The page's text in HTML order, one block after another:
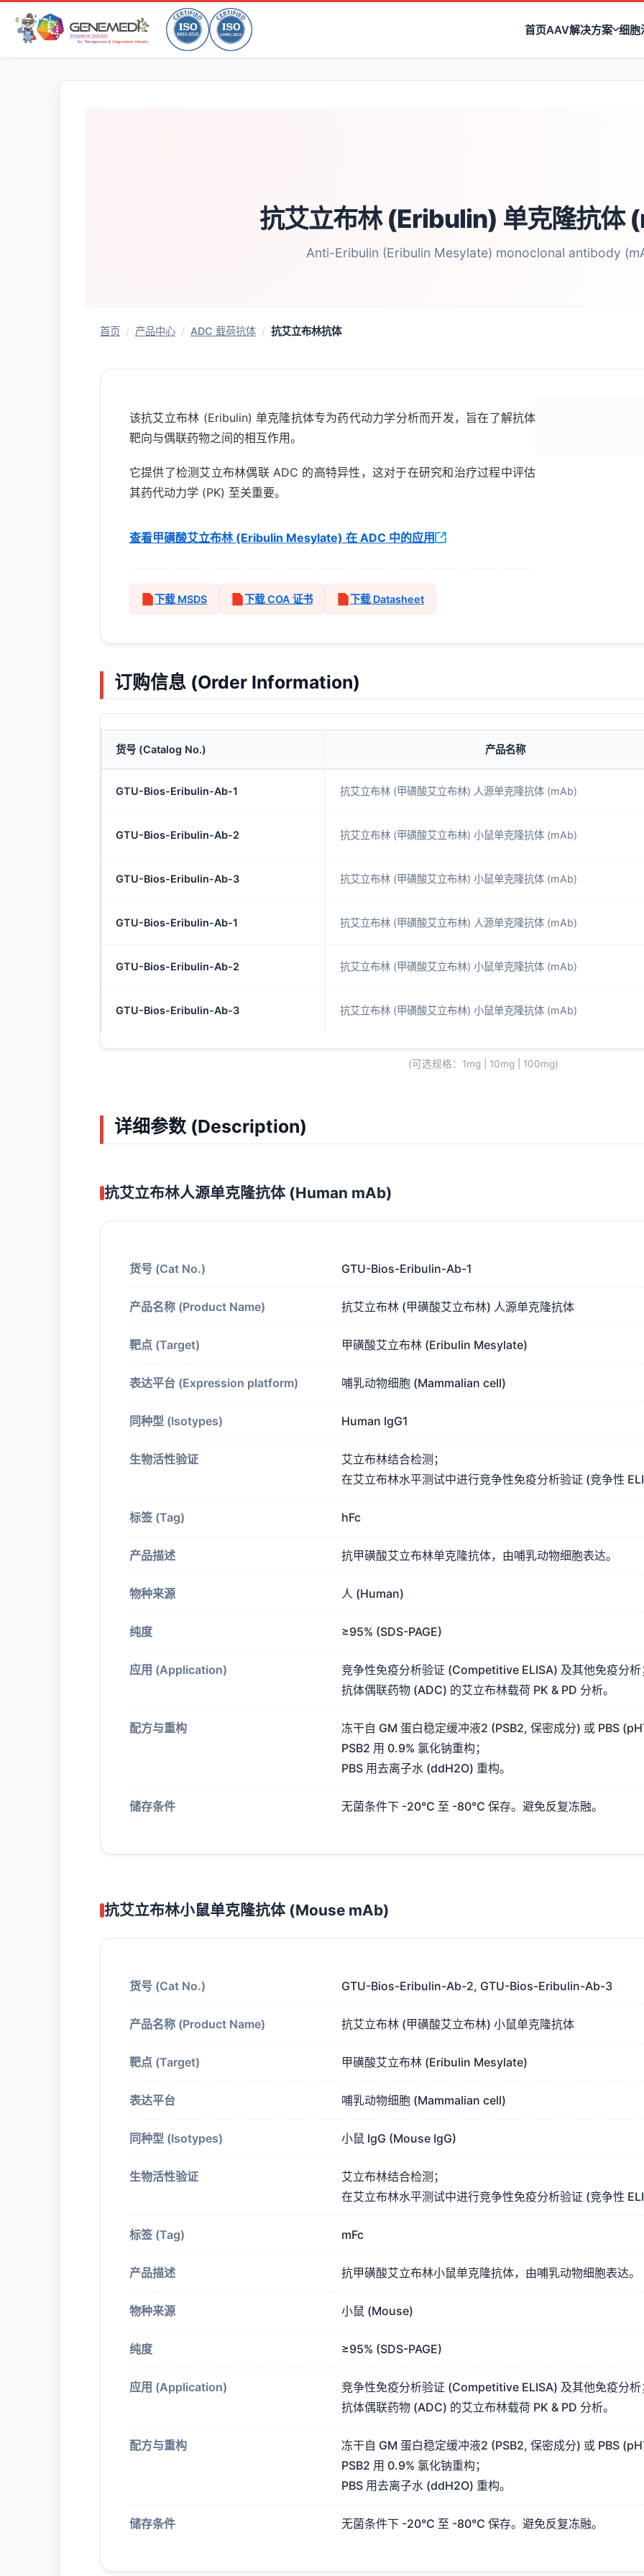
首页AAV解决方案 细胞
抗艾立布林 (Eribulin) 单克隆抗体
Anti-Eribulin (Eribulin Mesylate) monoclonal antibody
首页 / 产品中心 / ADC 载荷抗体 / 抗艾立布林抗体
该抗艾立布林 (Eribulin) 单克隆抗体专为药代动力学分析而开发，旨在了解抗体
靶向与偶联药物之间的相互作用。
它提供了检测艾立布林偶联 ADC 的高特异性，这对于在研究和治疗过程中评估
其药代动力学 (PK) 至关重要。
查看甲磺酸艾立布林 (Eribulin Mesylate) 在 ADC 中的应用
下载 MSDS 下载 COA 证书 下载 Datasheet
订购信息 (Order Information)
货号 (Catalog No.) 产品名称
GTU-Bios-Eribulin-Ab-1 抗艾立布林 (甲磺酸艾立布林) 人源单克隆抗体 (mAb)
GTU-Bios-Eribulin-Ab-2 抗艾立布林 (甲磺酸艾立布林) 小鼠单克隆抗体 (mAb)
GTU-Bios-Eribulin-Ab-3 抗艾立布林 (甲磺酸艾立布林) 小鼠单克隆抗体 (mAb)
GTU-Bios-Eribulin-Ab-1 抗艾立布林 (甲磺酸艾立布林) 人源单克隆抗体 (mAb)
GTU-Bios-Eribulin-Ab-2 抗艾立布林 (甲磺酸艾立布林) 小鼠单克隆抗体 (mAb)
GTU-Bios-Eribulin-Ab-3 抗艾立布林 (甲磺酸艾立布林) 小鼠单克隆抗体 (mAb)
(可选规格：1mg | 10mg | 100mg)
详细参数 (Description)
抗艾立布林人源单克隆抗体 (Human mAb)
货号 (Cat No.) GTU-Bios-Eribulin-Ab-1
产品名称 (Product Name) 抗艾立布林 (甲磺酸艾立布林) 人源单克隆抗体
靶点 (Target) 甲磺酸艾立布林 (Eribulin Mesylate)
表达平台 (Expression platform) 哺乳动物细胞 (Mammalian cell)
同种型 (Isotypes) Human IgG1
生物活性验证
艾立布林结合检测；
在艾立布林水平测试中进行竞争性免疫分析验证 (竞争性
标签 (Tag) hFc
产品描述 抗甲磺酸艾立布林单克隆抗体，由哺乳动物细胞表达。
物种来源 人 (Human)
纯度 ≥95% (SDS-PAGE)
应用 (Application)
竞争性免疫分析验证 (Competitive ELISA) 及其他免疫分析
抗体偶联药物 (ADC) 的艾立布林载荷 PK & PD 分析。
配方与重构
冻干自 GM 蛋白稳定缓冲液2 (PSB2, 保密成分) 或 PBS
PSB2 用 0.9% 氯化钠重构；
PBS 用去离子水 (ddH2O) 重构。
储存条件 无菌条件下 -20℃ 至 -80℃ 保存。避免反复冻融。
抗艾立布林小鼠单克隆抗体 (Mouse mAb)
货号 (Cat No.) GTU-Bios-Eribulin-Ab-2, GTU-Bios-Eribulin-Ab-3
产品名称 (Product Name) 抗艾立布林 (甲磺酸艾立布林) 小鼠单克隆抗体
靶点 (Target) 甲磺酸艾立布林 (Eribulin Mesylate)
表达平台 哺乳动物细胞 (Mammalian cell)
同种型 (Isotypes) 小鼠 IgG (Mouse IgG)
生物活性验证
艾立布林结合检测；
在艾立布林水平测试中进行竞争性免疫分析验证 (竞争性
标签 (Tag) mFc
产品描述 抗甲磺酸艾立布林小鼠单克隆抗体，由哺乳动物细胞表达。
物种来源 小鼠 (Mouse)
纯度 ≥95% (SDS-PAGE)
应用 (Application)
竞争性免疫分析验证 (Competitive ELISA) 及其他免疫分析
抗体偶联药物 (ADC) 的艾立布林载荷 PK & PD 分析。
配方与重构
冻干自 GM 蛋白稳定缓冲液2 (PSB2, 保密成分) 或 PBS
PSB2 用 0.9% 氯化钠重构；
PBS 用去离子水 (ddH2O) 重构。
储存条件 无菌条件下 -20℃ 至 -80℃ 保存。避免反复冻融。